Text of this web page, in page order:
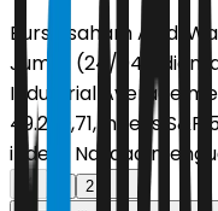
Bursa saham AS di
Jumat (24/04),
Industrial Average
49.230,71, indeks
indeks Nasdaq
2